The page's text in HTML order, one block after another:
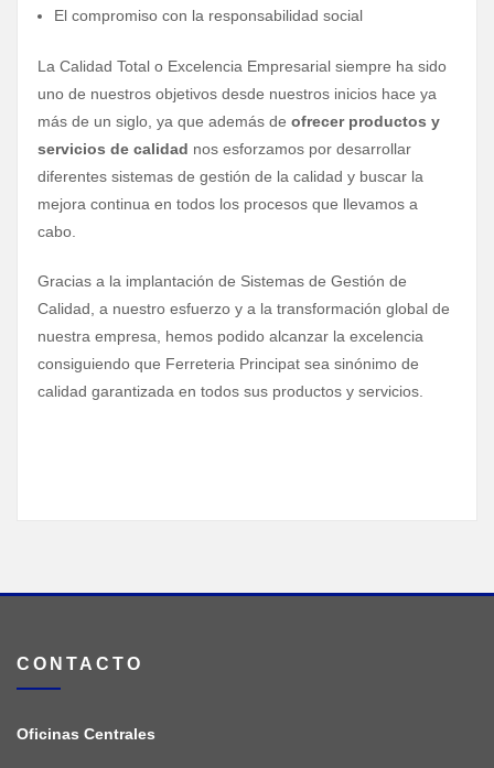
El compromiso con la responsabilidad social
La Calidad Total o Excelencia Empresarial siempre ha sido
uno de nuestros objetivos desde nuestros inicios hace ya
más de un siglo, ya que además de ofrecer productos y
servicios de calidad nos esforzamos por desarrollar
diferentes sistemas de gestión de la calidad y buscar la
mejora continua en todos los procesos que llevamos a
cabo.
Gracias a la implantación de Sistemas de Gestión de
Calidad, a nuestro esfuerzo y a la transformación global de
nuestra empresa, hemos podido alcanzar la excelencia
consiguiendo que Ferreteria Principat sea sinónimo de
calidad garantizada en todos sus productos y servicios.
CONTACTO
Oficinas Centrales